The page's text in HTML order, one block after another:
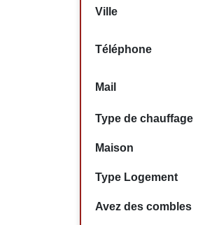
Ville
Téléphone
Mail
Type de chauffage
Maison
Type Logement
Avez des combles